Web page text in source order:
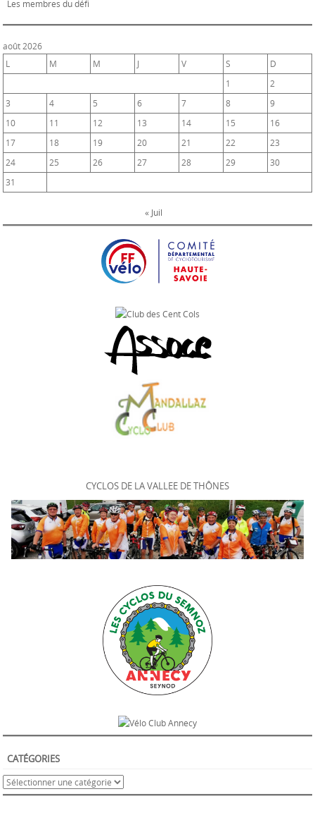
Les membres du défi
août 2026
L
M M J V S
D
1
2
3
4 5 6 7 8
9
10
11 12 13 14 15
16
17
18 19 20 21 22
23
24
25 26 27 28 29
30
31
« Juil
CYCLOS DE LA VALLEE DE THÔNES
CATÉGORIES